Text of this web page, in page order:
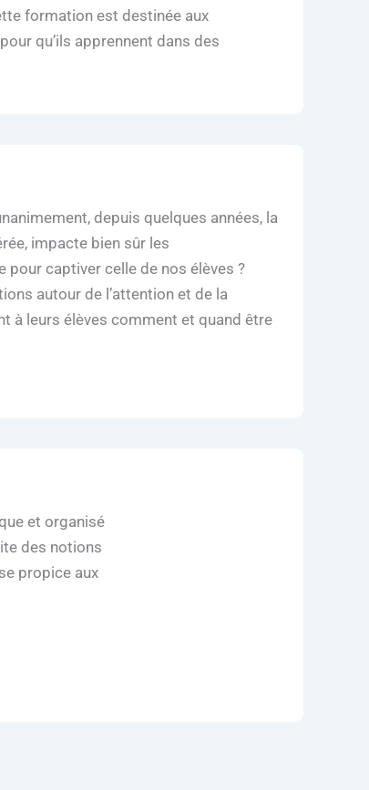
formation est destinée aux
qu’ils apprennent dans des
depuis quelques années, la
impacte bien sûr les
pour captiver celle de nos élèves ?
autour de l’attention et de la
à leurs élèves comment et quand être
et organisé
des notions
propice aux